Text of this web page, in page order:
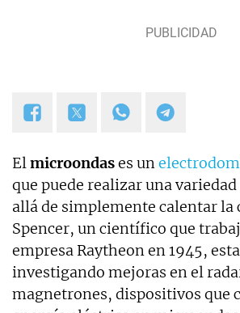
Elmicroondases un
que puede realizar una variedad
allá de simplemente calentar la
Spencer, un científico que
empresa Raytheon en 1945,
investigando mejoras en el
magnetrones, dispositivos que